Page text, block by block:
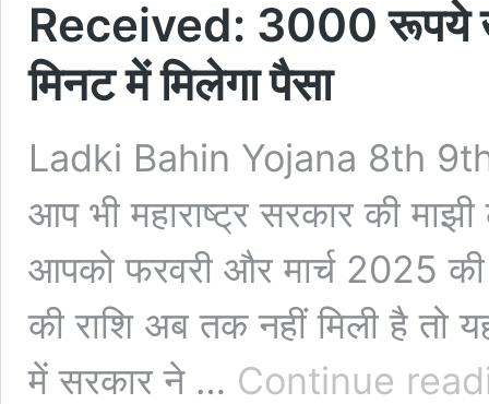
Received: 3000 रूपये
मिनट में मिलेगा पैसा
Ladki Bahin Yojana 8th
आप भी महाराष्ट्र सरकार की
आपको फरवरी और मार्च 2025
की राशि अब तक नहीं मिली है
में सरकार ने … Continue